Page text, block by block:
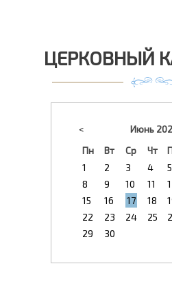
ЦЕРКОВНЫЙ
< Июнь
Пн
Вт Ср Чт
1
2 3 4 5
8
9 10 11
15
16 17 18
22
23 24 25
29
30